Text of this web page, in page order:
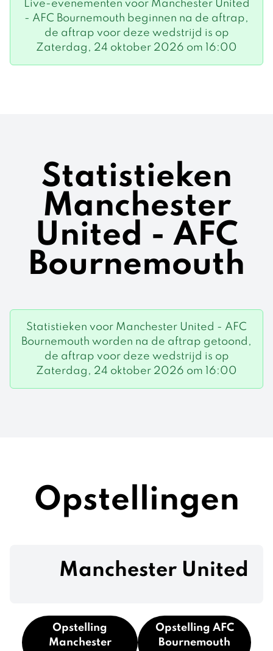
Live-evenementen voor Manchester United
- AFC Bournemouth beginnen na de aftrap,
de aftrap voor deze wedstrijd is op
Zaterdag, 24 oktober 2026 om 16:00
Statistieken
Manchester
United - AFC
Bournemouth
Statistieken voor Manchester United - AFC
Bournemouth worden na de aftrap getoond,
de aftrap voor deze wedstrijd is op
Zaterdag, 24 oktober 2026 om 16:00
Opstellingen
Manchester United
Opstelling
Manchester
Opstelling AFC
Bournemouth